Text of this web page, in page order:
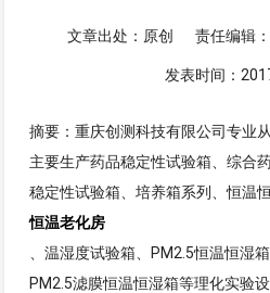
文章出处：原创 责任编辑
发表时间：
摘要：重庆创测科技有限公司专业
主要生产药品稳定性试验箱、综合
稳定性试验箱、培养箱系列、恒温恒
恒温老化房
、温湿度试验箱、PM2.5恒温恒湿
PM2.5滤膜恒温恒湿箱等理化实验